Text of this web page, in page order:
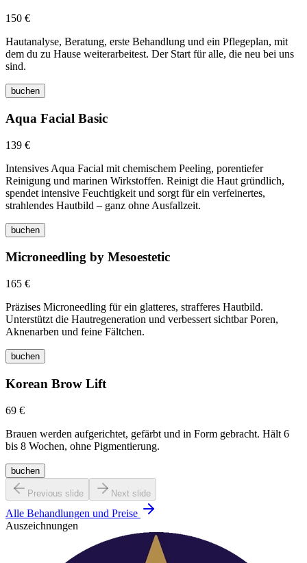
150 €
Hautanalyse, Beratung, erste Behandlung und ein Pflegeplan, mit
dem du zu Hause weiterarbeitest. Der Start für alle, die neu bei uns
sind.
buchen
Aqua Facial Basic
139 €
Intensives Aqua Facial mit chemischem Peeling, porentiefer
Reinigung und marinen Wirkstoffen. Reinigt die Haut gründlich,
spendet intensive Feuchtigkeit und sorgt für ein verfeinertes,
strahlendes Hautbild – ganz ohne Ausfallzeit.
buchen
Microneedling by Mesoestetic
165 €
Präzises Microneedling für ein glatteres, strafferes Hautbild.
Unterstützt die Hautregeneration und verbessert sichtbar Poren,
Aknenarben und feine Fältchen.
buchen
Korean Brow Lift
69 €
Brauen werden aufgerichtet, gefärbt und in Form gebracht. Hält 6
bis 8 Wochen, ohne Pigmentierung.
buchen
Previous slide Next slide
Alle Behandlungen und Preise
Auszeichnungen